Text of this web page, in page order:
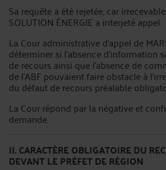
Sa requête a été rejetée, car
SOLUTION ÉNERGIE a interjeté appel.
La Cour administrative d'appel de
déterminer si l'absence d'information
de recours ainsi que l'absence de
de l'ABF pouvaient faire obstacle à
du défaut de recours préalable
La Cour répond par la négative et
demande.
II. CARACTÈRE OBLIGATOIRE DU
DEVANT LE PRÉFET DE RÉGION